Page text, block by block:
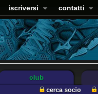
iscriversi contatti
club
cerca socio